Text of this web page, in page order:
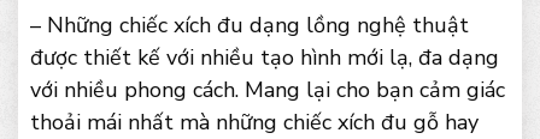
– Những chiếc xích đu dạng lồng nghệ thuật
được thiết kế với nhiều tạo hình mới lạ, đa dạng
với nhiều phong cách. Mang lại cho bạn cảm giác
thoải mái nhất mà những chiếc xích đu gỗ hay